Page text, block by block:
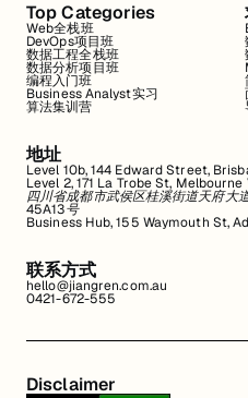
Top Categories
Web全栈班
DevOps项目班
数据工程全栈班
数据分析项目班
编程入门班
Business Analyst实习
算法集训营
地址
Level 10b, 144 Edward Street,
Level 2, 171 La Trobe St,
四川省成都市武侯区桂溪街道天府
45A13号
Business Hub, 155 Waymouth St,
联系方式
hello@jiangren.com.au
0421-672-555
Disclaimer